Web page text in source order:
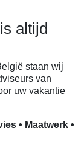
altijd
staan wij
van
uw vakantie
• Maatwerk •